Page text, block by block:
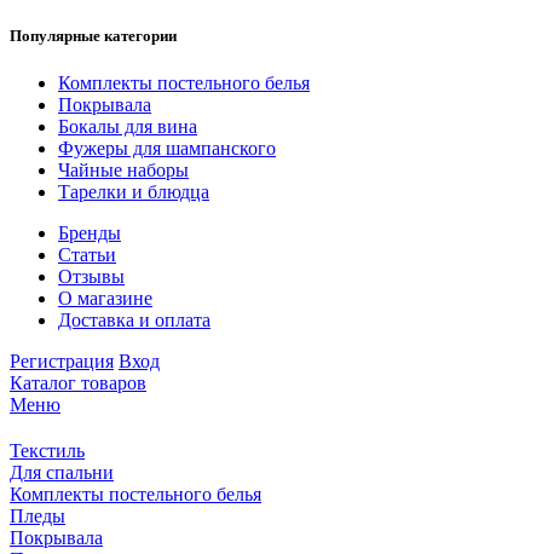
Популярные категории
Комплекты постельного белья
Покрывала
Бокалы для вина
Фужеры для шампанского
Чайные наборы
Тарелки и блюдца
Бренды
Статьи
Отзывы
О магазине
Доставка и оплата
Регистрация Вход
Каталог товаров
Меню
Текстиль
Для спальни
Комплекты постельного белья
Пледы
Покрывала